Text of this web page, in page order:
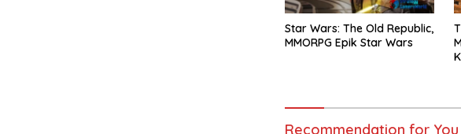
Star Wars: The Old Republic,
MMORPG Epik Star Wars
Recommendation for You